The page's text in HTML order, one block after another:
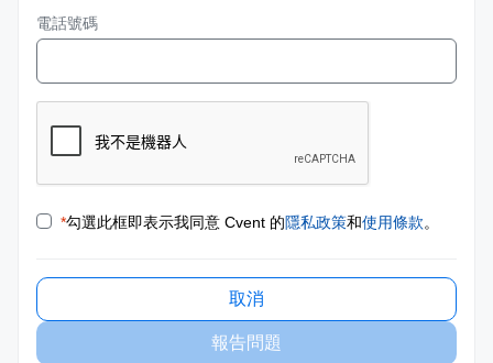
電話號碼
*勾選此框即表示我同意 Cvent 的隱私政策和使用條款。
取消
報告問題